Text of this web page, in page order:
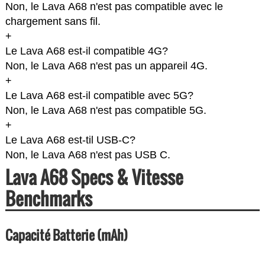
Non, le Lava A68 n'est pas compatible avec le
chargement sans fil.
+
Le Lava A68 est-il compatible 4G?
Non, le Lava A68 n'est pas un appareil 4G.
+
Le Lava A68 est-il compatible avec 5G?
Non, le Lava A68 n'est pas compatible 5G.
+
Le Lava A68 est-til USB-C?
Non, le Lava A68 n'est pas USB C.
Lava A68 Specs & Vitesse
Benchmarks
Capacité Batterie (mAh)